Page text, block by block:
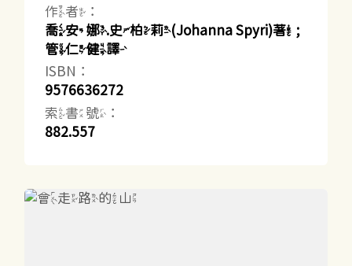
作者：
喬安娜.史柏莉(Johanna Spyri)著 ;
管仁健譯
ISBN：
9576636272
索書號：
882.557